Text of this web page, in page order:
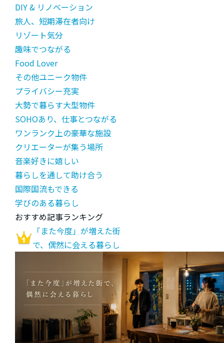
DIY & リノベーション
旅人、短期滞在者向け
リゾート気分
趣味でつながる
Food Lover
その他ユニーク物件
プライバシー充実
大勢で暮らす大型物件
SOHOあり、仕事とつながる
ワンランク上の豪華な施設
クリエーターが集う場所
音楽好きに嬉しい
暮らしを通して助け合う
国際国流もできる
学びのある暮らし
おすすめ記事ランキング
「また今度」が増えた街
で、偶然に会える暮らし